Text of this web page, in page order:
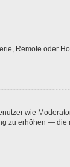
Remote oder
wie
zu erhöhen —